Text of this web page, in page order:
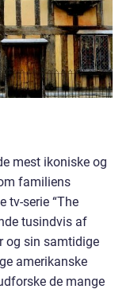
mest ikoniske og
familiens
tv-serie “The
tusindvis af
og sin samtidige
amerikanske
de mange